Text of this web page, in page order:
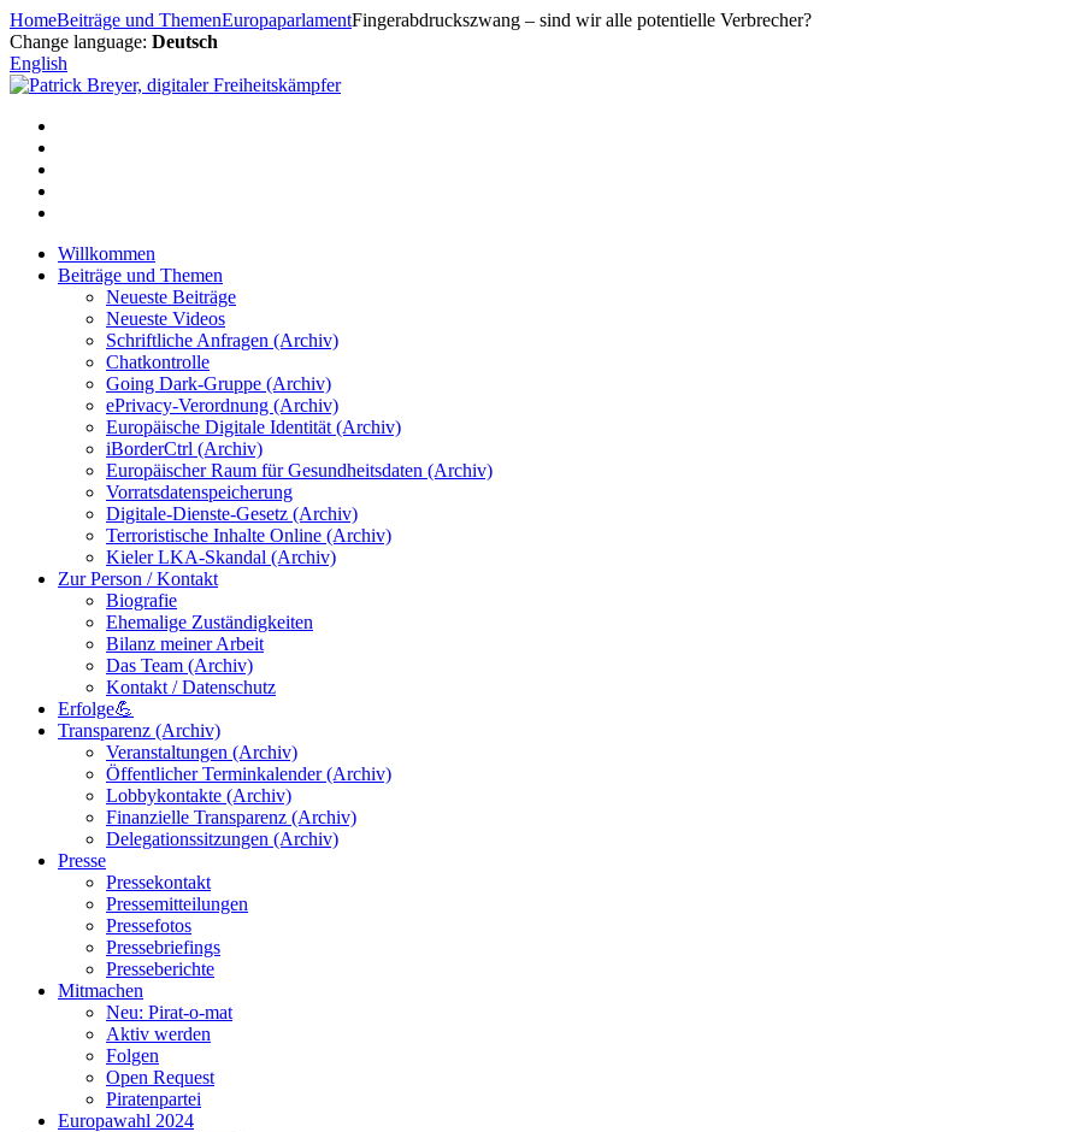
Zum
Inhalt
springen
HomeBeiträge und ThemenEuropaparlamentFingerabdruckszwang – sind wir alle potentielle Verbrecher?
Change language: Deutsch
English
Willkommen
Beiträge und Themen
Neueste Beiträge
Neueste Videos
Schriftliche Anfragen (Archiv)
Chatkontrolle
Going Dark-Gruppe (Archiv)
ePrivacy-Verordnung (Archiv)
Europäische Digitale Identität (Archiv)
iBorderCtrl (Archiv)
Europäischer Raum für Gesundheitsdaten (Archiv)
Vorratsdatenspeicherung
Digitale-Dienste-Gesetz (Archiv)
Terroristische Inhalte Online (Archiv)
Kieler LKA-Skandal (Archiv)
Zur Person / Kontakt
Biografie
Ehemalige Zuständigkeiten
Bilanz meiner Arbeit
Das Team (Archiv)
Kontakt / Datenschutz
Erfolge💪
Transparenz (Archiv)
Veranstaltungen (Archiv)
Öffentlicher Terminkalender (Archiv)
Lobbykontakte (Archiv)
Finanzielle Transparenz (Archiv)
Delegationssitzungen (Archiv)
Presse
Pressekontakt
Pressemitteilungen
Pressefotos
Pressebriefings
Presseberichte
Mitmachen
Neu: Pirat-o-mat
Aktiv werden
Folgen
Open Request
Piratenpartei
Europawahl 2024